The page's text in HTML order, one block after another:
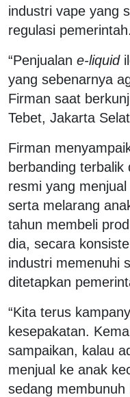
industri vape yang
regulasi pemerintah.
“Penjualan e-liquid
yang sebenarnya
Firman saat
Tebet, Jakarta
Firman
berbanding
resmi yang
serta melarang
tahun membeli
dia, secara
industri memenuhi
ditetapkan
“Kita terus
kesepakatan.
sampaikan, kalau
menjual ke anak
sedang membunuh